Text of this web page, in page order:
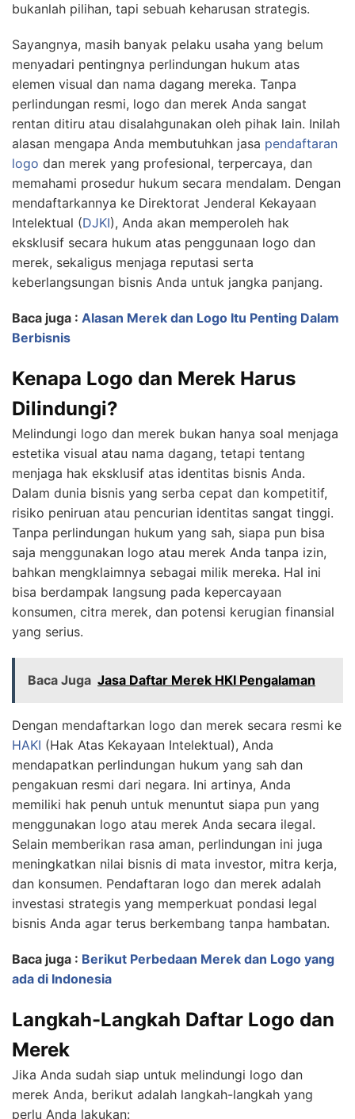
bukanlah pilihan, tapi sebuah keharusan strategis.
Sayangnya, masih banyak pelaku usaha yang belum
menyadari pentingnya perlindungan hukum atas
elemen visual dan nama dagang mereka. Tanpa
perlindungan resmi, logo dan merek Anda sangat
rentan ditiru atau disalahgunakan oleh pihak lain. Inilah
alasan mengapa Anda membutuhkan jasa pendaftaran
logo dan merek yang profesional, terpercaya, dan
memahami prosedur hukum secara mendalam. Dengan
mendaftarkannya ke Direktorat Jenderal Kekayaan
Intelektual (DJKI), Anda akan memperoleh hak
eksklusif secara hukum atas penggunaan logo dan
merek, sekaligus menjaga reputasi serta
keberlangsungan bisnis Anda untuk jangka panjang.
Baca juga : Alasan Merek dan Logo Itu Penting Dalam
Berbisnis
Kenapa Logo dan Merek Harus
Dilindungi?
Melindungi logo dan merek bukan hanya soal menjaga
estetika visual atau nama dagang, tetapi tentang
menjaga hak eksklusif atas identitas bisnis Anda.
Dalam dunia bisnis yang serba cepat dan kompetitif,
risiko peniruan atau pencurian identitas sangat tinggi.
Tanpa perlindungan hukum yang sah, siapa pun bisa
saja menggunakan logo atau merek Anda tanpa izin,
bahkan mengklaimnya sebagai milik mereka. Hal ini
bisa berdampak langsung pada kepercayaan
konsumen, citra merek, dan potensi kerugian finansial
yang serius.
Baca Juga Jasa Daftar Merek HKI Pengalaman
Dengan mendaftarkan logo dan merek secara resmi ke
HAKI (Hak Atas Kekayaan Intelektual), Anda
mendapatkan perlindungan hukum yang sah dan
pengakuan resmi dari negara. Ini artinya, Anda
memiliki hak penuh untuk menuntut siapa pun yang
menggunakan logo atau merek Anda secara ilegal.
Selain memberikan rasa aman, perlindungan ini juga
meningkatkan nilai bisnis di mata investor, mitra kerja,
dan konsumen. Pendaftaran logo dan merek adalah
investasi strategis yang memperkuat pondasi legal
bisnis Anda agar terus berkembang tanpa hambatan.
Baca juga : Berikut Perbedaan Merek dan Logo yang
ada di Indonesia
Langkah-Langkah Daftar Logo dan
Merek
Jika Anda sudah siap untuk melindungi logo dan
merek Anda, berikut adalah langkah-langkah yang
perlu Anda lakukan: